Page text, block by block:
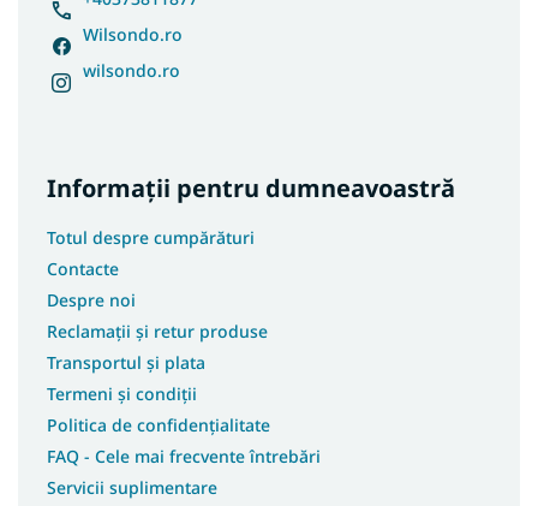
Wilsondo.ro
wilsondo.ro
Informații pentru dumneavoastră
Totul despre cumpărături
Contacte
Despre noi
Reclamații și retur produse
Transportul și plata
Termeni și condiții
Politica de confidențialitate
FAQ - Cele mai frecvente întrebări
Servicii suplimentare